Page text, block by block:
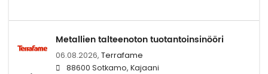
Metallien talteenoton tuotantoinsinööri
06.08.2026, Terrafame
88600 Sotkamo, Kajaani